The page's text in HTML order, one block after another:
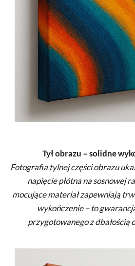
Tył obrazu – solidne
Fotografia tylnej części obrazu
napięcie płótna na sosnowej
mocujące materiał zapewniają
wykończenie – to
przygotowanego z dbałością